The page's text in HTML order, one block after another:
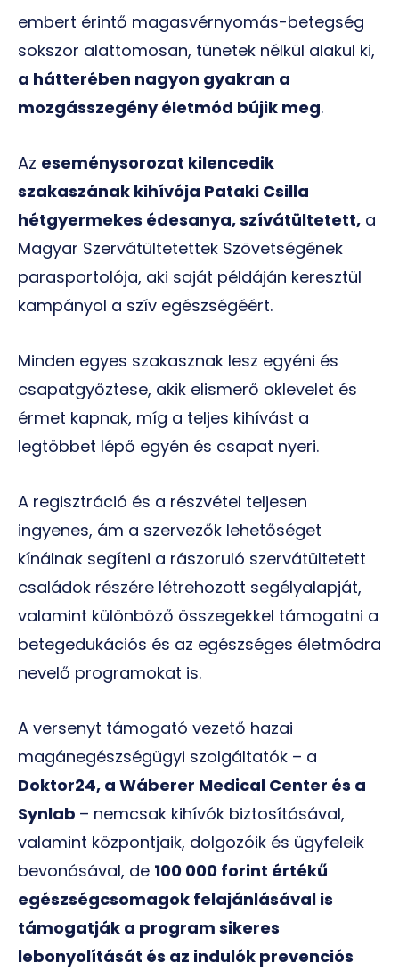
embert érintő magasvérnyomás-betegség
sokszor alattomosan, tünetek nélkül alakul ki,
a hátterében nagyon gyakran a
mozgásszegényéletmód bújik meg.
Az eseménysorozat kilencedik
szakaszának kihívója Pataki Csilla
hétgyermekes édesanya, szívátültetett, a
Magyar Szervátültetettek Szövetségének
parasportolója, aki saját példáján keresztül
kampányol a szív egészségéért.
Minden egyes szakasznak lesz egyéni és
csapatgyőztese, akik elismerő oklevelet és
érmet kapnak, míg a teljes kihívást a
legtöbbet lépő egyén és csapat nyeri.
A regisztráció és a részvétel teljesen
ingyenes, ám a szervezők lehetőséget
kínálnak segíteni a rászoruló szervátültetett
családok részére létrehozott segélyalapját,
valamint különböző összegekkel támogatni a
betegedukációs és az egészséges életmódra
nevelő programokat is.
A versenyt támogató vezető hazai
magánegészségügyi szolgáltatók – a
Doktor24, a Wáberer Medical Center és a
Synlab – nemcsak kihívók biztosításával,
valamint központjaik, dolgozóik és ügyfeleik
bevonásával, de 100 000 forint értékű
egészségcsomagok felajánlásával is
támogatják a program sikeres
lebonyolítását és az indulók prevenciós